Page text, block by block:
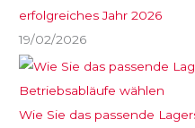
erfolgreiches Jahr 2026
19/02/2026
Wie Sie das passende